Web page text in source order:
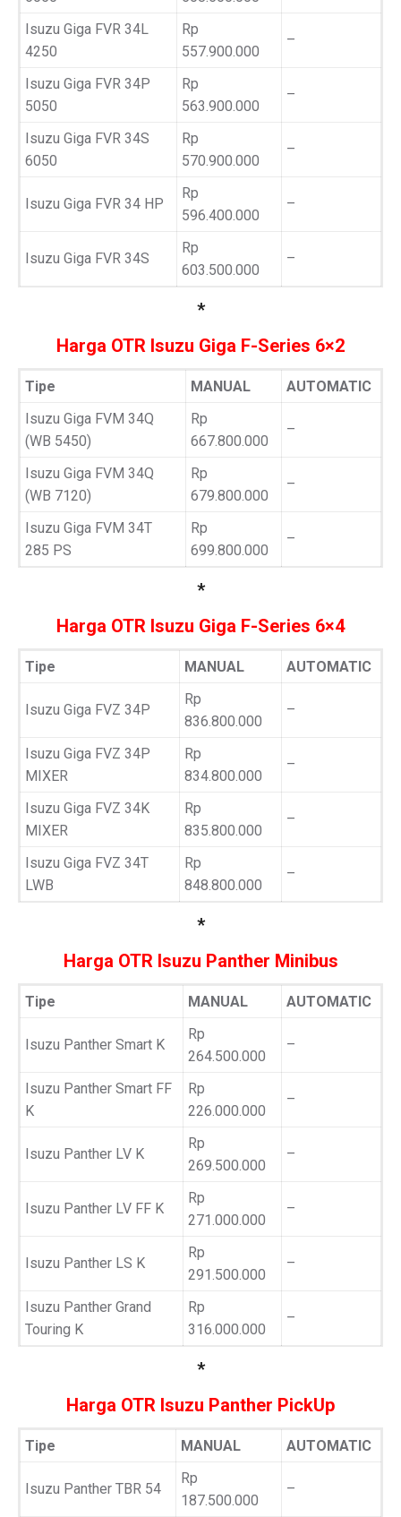
Isuzu Giga FVR 34L
4250
Rp
557.900.000
–
Isuzu Giga FVR 34P
5050
Rp
563.900.000
–
Isuzu Giga FVR 34S
6050
Rp
570.900.000
–
Isuzu Giga FVR 34 HP
Rp
596.400.000
–
Isuzu Giga FVR 34S
Rp
603.500.000
–
*
Harga OTR Isuzu Giga F-Series 6×2
Tipe MANUAL
AUTOMATIC
Isuzu Giga FVM 34Q
(WB 5450)
Rp
667.800.000
–
Isuzu Giga FVM 34Q
(WB 7120)
Rp
679.800.000
–
Isuzu Giga FVM 34T
285 PS
Rp
699.800.000
–
*
Harga OTR Isuzu Giga F-Series 6×4
Tipe MANUAL AUTOMATIC
Isuzu Giga FVZ 34P
Rp
836.800.000
–
Isuzu Giga FVZ 34P
MIXER
Rp
834.800.000
–
Isuzu Giga FVZ 34K
MIXER
Rp
835.800.000
–
Isuzu Giga FVZ 34T
LWB
Rp
848.800.000
–
*
Harga OTR Isuzu Panther Minibus
Tipe MANUAL AUTOMATIC
Isuzu Panther Smart K
Rp
264.500.000
–
Isuzu Panther Smart FF
K
Rp
226.000.000
–
Isuzu Panther LV K
Rp
269.500.000
–
Isuzu Panther LV FF K
Rp
271.000.000
–
Isuzu Panther LS K
Rp
291.500.000
–
Isuzu Panther Grand
Touring K
Rp
316.000.000
–
*
Harga OTR Isuzu Panther PickUp
Tipe MANUAL AUTOMATIC
Isuzu Panther TBR 54
Rp
187.500.000
–